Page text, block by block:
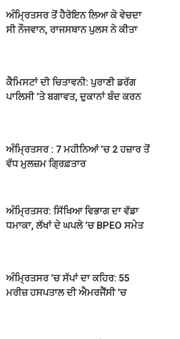
ਅੰਮ੍ਰਿਤਸਰ ਤੋਂ ਹੈਰੋਇਨ ਲਿਆ ਕੇ ਵੇਚਦਾ
ਸੀ ਨੌਜਵਾਨ, ਰਾਜਸਥਾਨ ਪੁਲਸ ਨੇ ਕੀਤਾ
ਕੈਮਿਸਟਾਂ ਦੀ ਚਿਤਾਵਨੀ: ਪੁਰਾਣੀ ਡਰੱਗ
ਪਾਲਿਸੀ ’ਤੇ ਬਗਾਵਤ, ਦੁਕਾਨਾਂ ਬੰਦ ਕਰਨ
ਅੰਮ੍ਰਿਤਸਰ : 7 ਮਹੀਨਿਆਂ ’ਚ 2 ਹਜ਼ਾਰ ਤੋਂ
ਵੱਧ ਮੁਲਜ਼ਮ ਗ੍ਰਿਫ਼ਤਾਰ
ਅੰਮ੍ਰਿਤਸਰ: ਸਿੱਖਿਆ ਵਿਭਾਗ ਦਾ ਵੱਡਾ
ਧਮਾਕਾ, ਲੱਖਾਂ ਦੇ ਘਪਲੇ ’ਚ BPEO ਸਮੇਤ
ਅੰਮ੍ਰਿਤਸਰ ’ਚ ਸੱਪਾਂ ਦਾ ਕਹਿਰ: 55
ਮਰੀਜ਼ ਹਸਪਤਾਲ ਦੀ ਐਮਰਜੈਂਸੀ 'ਚ